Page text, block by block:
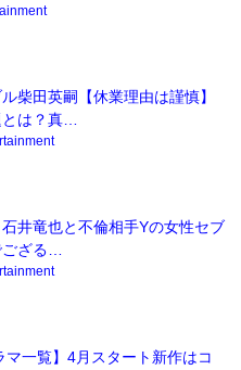
柴田英嗣【休業理由は謹慎】
とは？真…
石井竜也と不倫相手Yの女性セブ
ござる…
マ一覧】4月スタート新作はコ